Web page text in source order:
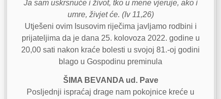
Ja sam uskrsnuće i život, tko u mene vjeruje, ako i
umre, živjet će. (Iv 11,26)
Utješeni ovim Isusovim riječima javljamo rodbini i
prijateljima da je dana 25. kolovoza 2022. godine u
20,00 sati nakon kraće bolesti u svojoj 81.-oj godini
blago u Gospodinu preminula
ŠIMA BEVANDA ud. Pave
Posljednji ispraćaj drage nam pokojnice kreće u